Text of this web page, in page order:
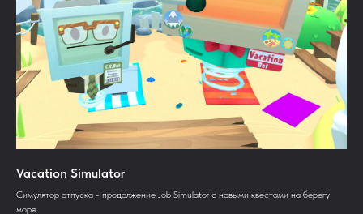
Vacation Simulator
Симулятор отпуска - продолжение Job Simulator с новыми квестами на берегу
моря.